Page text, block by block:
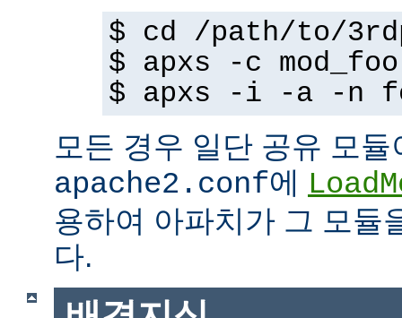
$ cd /path/to/
$ apxs -c
$ apxs -i -a -n
모든 경우 일단 공유 모
apache2.conf에
용하여 아파치가 그 모듈
다.